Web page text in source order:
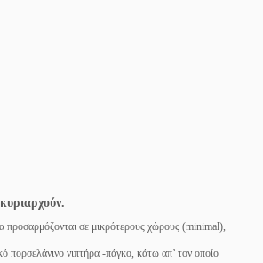
προσαρμόζονται σε μικρότερους χώρους (minimal),
πορσελάνινο νιπτήρα -πάγκο, κάτω απ’ τον οποίο